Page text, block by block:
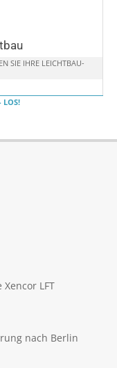
SIE IHRE LEICHTBAU-
LOS!
LFT
nach Berlin